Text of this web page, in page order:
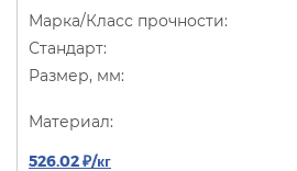
526.02 ₽/кг